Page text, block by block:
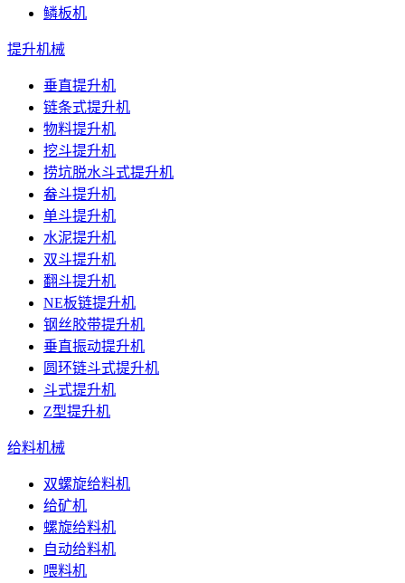
鳞板机
提升机械
垂直提升机
链条式提升机
物料提升机
挖斗提升机
捞坑脱水斗式提升机
畚斗提升机
单斗提升机
水泥提升机
双斗提升机
翻斗提升机
NE板链提升机
钢丝胶带提升机
垂直振动提升机
圆环链斗式提升机
斗式提升机
Z型提升机
给料机械
双螺旋给料机
给矿机
螺旋给料机
自动给料机
喂料机